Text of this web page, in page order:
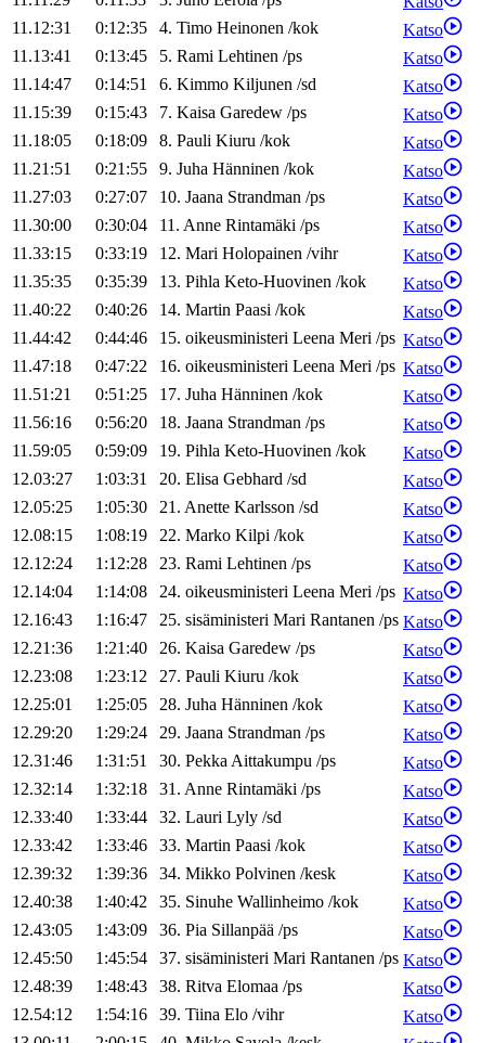
11.12:31
0:12:35 4. Timo Heinonen /kok
Katso
11.13:41
0:13:45 5. Rami Lehtinen /ps
Katso
11.14:47
0:14:51 6. Kimmo Kiljunen /sd
Katso
11.15:39
0:15:43 7. Kaisa Garedew /ps
Katso
11.18:05
0:18:09 8. Pauli Kiuru /kok
Katso
11.21:51
0:21:55 9. Juha Hänninen /kok
Katso
11.27:03
0:27:07 10. Jaana Strandman /ps
Katso
11.30:00
0:30:04 11. Anne Rintamäki /ps
Katso
11.33:15
0:33:19 12. Mari Holopainen /vihr
Katso
11.35:35
0:35:39 13. Pihla Keto-Huovinen /kok
Katso
11.40:22
0:40:26 14. Martin Paasi /kok
Katso
11.44:42
0:44:46 15. oikeusministeri Leena Meri /ps Katso
11.47:18
0:47:22 16. oikeusministeri Leena Meri /ps Katso
11.51:21
0:51:25 17. Juha Hänninen /kok
Katso
11.56:16
0:56:20 18. Jaana Strandman /ps
Katso
11.59:05
0:59:09 19. Pihla Keto-Huovinen /kok
Katso
12.03:27
1:03:31 20. Elisa Gebhard /sd
Katso
12.05:25
1:05:30 21. Anette Karlsson /sd
Katso
12.08:15
1:08:19 22. Marko Kilpi /kok
Katso
12.12:24
1:12:28 23. Rami Lehtinen /ps
Katso
12.14:04
1:14:08 24. oikeusministeri Leena Meri /ps Katso
12.16:43
1:16:47 25. sisäministeri Mari Rantanen /ps Katso
12.21:36
1:21:40 26. Kaisa Garedew /ps
Katso
12.23:08
1:23:12 27. Pauli Kiuru /kok
Katso
12.25:01
1:25:05 28. Juha Hänninen /kok
Katso
12.29:20
1:29:24 29. Jaana Strandman /ps
Katso
12.31:46
1:31:51 30. PekkaAittakumpu /ps
Katso
12.32:14
1:32:18 31. Anne Rintamäki /ps
Katso
12.33:40
1:33:44 32. Lauri Lyly /sd
Katso
12.33:42
1:33:46 33. Martin Paasi /kok
Katso
12.39:32
1:39:36 34. Mikko Polvinen /kesk
Katso
12.40:38
1:40:42 35. Sinuhe Wallinheimo /kok
Katso
12.43:05
1:43:09 36. Pia Sillanpää /ps
Katso
12.45:50
1:45:54 37. sisäministeri Mari Rantanen /ps Katso
12.48:39
1:48:43 38. Ritva Elomaa /ps
Katso
12.54:12
1:54:16 39. Tiina Elo /vihr
Katso